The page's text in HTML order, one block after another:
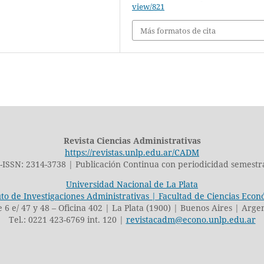
view/821
Más formatos de cita
Revista Ciencias Administrativas
https://revistas.unlp.edu.ar/CADM
ISSN: 2314-3738 | Publicación Continua con periodicidad
Universidad Nacional de La Plata
de Investigaciones Administrativas | Facultad de Ciencias
6 e/ 47 y 48 – Oficina 402 | La Plata (1900) | Buenos Aires |
Tel.: 0221 423-6769 int. 120 | revistacadm@econo.unlp.edu.ar